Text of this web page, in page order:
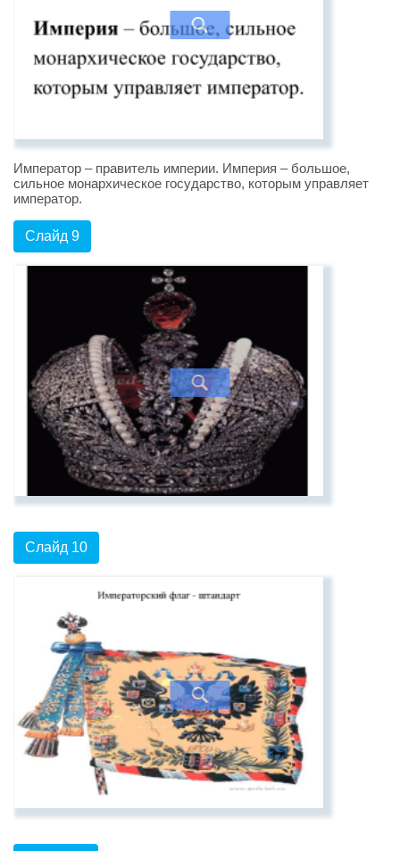
Император – правитель империи. Империя – большое,
сильное монархическое государство, которым управляет
император.
Слайд 9
Слайд 10